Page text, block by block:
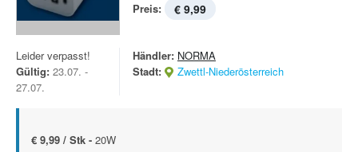
Preis: € 9,99
Leider verpasst!
Gültig: 23.07. -
27.07.
Händler: NORMA
Stadt:
Zwettl-Niederösterreich
€ 9,99 / Stk - 20W